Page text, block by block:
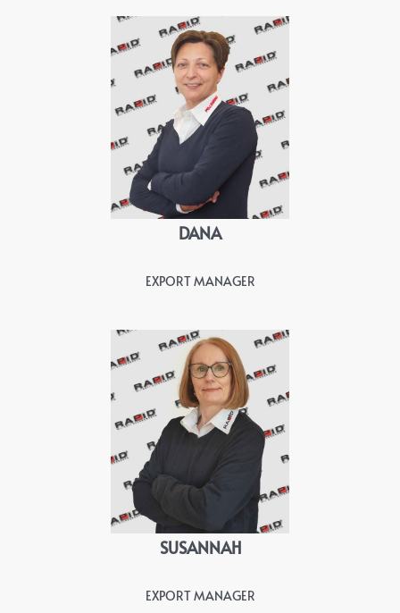
DANA
EXPORT MANAGER
SUSANNAH
EXPORT MANAGER